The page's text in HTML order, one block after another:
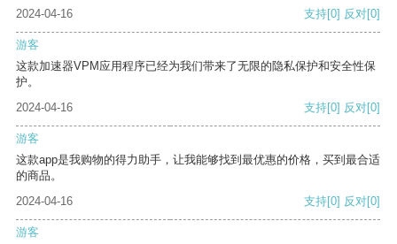
2024-04-16 支持[0] 反对[0]
游客
这款加速器VPM应用程序已经为我们带来了无限的隐私保护和安全性保
护。
2024-04-16
支持[0] 反对[0]
游客
这款app是我购物的得力助手，让我能够找到最优惠的价格，买到最合适
的商品。
2024-04-16
支持[0] 反对[0]
游客